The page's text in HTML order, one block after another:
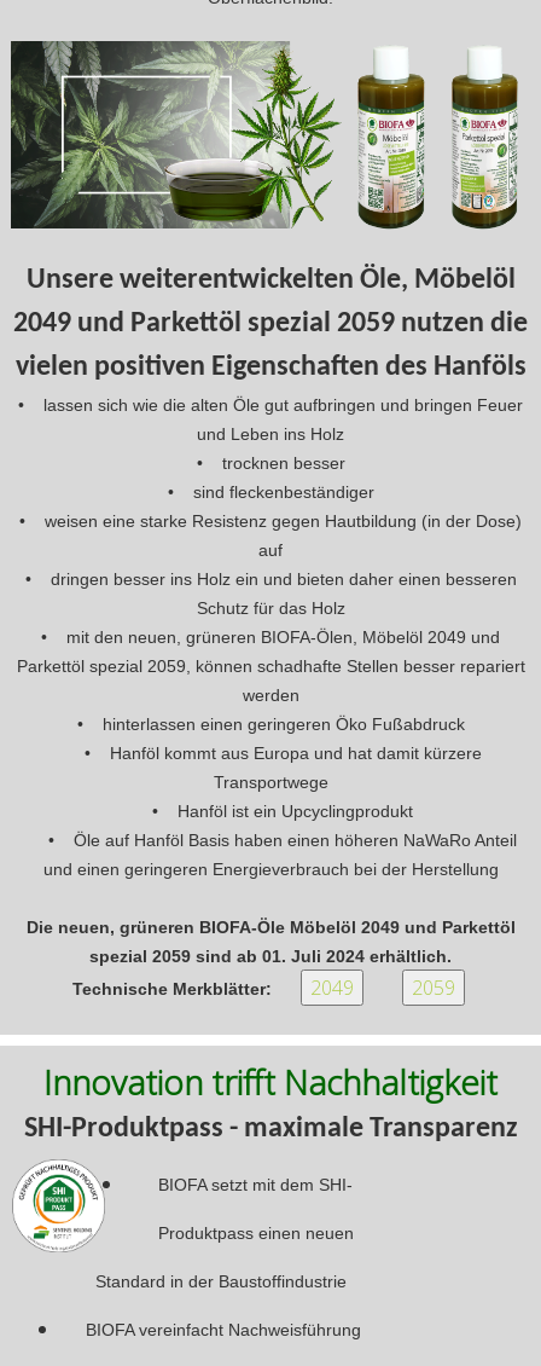
Unsere weiterentwickelten Öle, Möbelöl
2049 und Parkettöl spezial 2059 nutzen die
vielen positiven Eigenschaften des Hanföls
• lassen sich wie die alten Öle gut aufbringen und bringen Feuer
und Leben ins Holz
• trocknen besser
• sind fleckenbeständiger
• weisen eine starke Resistenz gegen Hautbildung (in der Dose)
auf
• dringen besser ins Holz ein und bieten daher einen besseren
Schutz für das Holz
• mit den neuen, grüneren BIOFA-Ölen, Möbelöl 2049 und
Parkettöl spezial 2059, können schadhafte Stellen besser repariert
werden
• hinterlassen einen geringeren Öko Fußabdruck
• Hanföl kommt aus Europa und hat damit kürzere
Transportwege
• Hanföl ist ein Upcyclingprodukt
• Öle auf Hanföl Basis haben einen höheren NaWaRo Anteil
und einen geringeren Energieverbrauch bei der Herstellung
Die neuen, grüneren BIOFA-Öle Möbelöl 2049 und Parkettöl
spezial 2059 sind ab 01. Juli 2024 erhältlich.
Technische Merkblätter:
Innovation trifft Nachhaltigkeit
SHI-Produktpass - maximale Transparenz
BIOFA setzt mit dem SHI-
Produktpass einen neuen
Standard in der Baustoffindustrie
BIOFA vereinfacht Nachweisführung